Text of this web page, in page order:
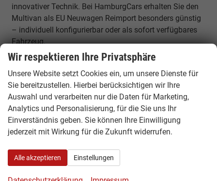
innovativer Technik. Bei HamburgCars erhalten Sie den
Multivan als EU Neuwagen Reimport besonders günstig
– individuell konfigurierbar oder als sofort verfügbares
Fahrzeug.
VW T7 Multivan Konfigurator –
Neubestellung ab Werk
Nutzen Sie unseren VW Multivan Konfigurator und
stellen Sie Ihr Wunschfahrzeug individuell zusammen.
Wählen Sie Motor, Ausstattung, Sitzkonfiguration und
Optionen nach Ihren Vorstellungen und bestellen Sie
Ihre Vorteile beim VW T7 Multivan Reimport
Wir respektieren Ihre Privatsphäre
Unsere Website setzt Cookies ein, um unsere Dienste für
Sie bereitzustellen. Hierbei berücksichtigen wir Ihre
Auswahl und verarbeiten nur die Daten für Marketing,
Analytics und Personalisierung, für die Sie uns Ihr
Einverständnis geben. Sie können Ihre Einwilligung
jederzeit mit Wirkung für die Zukunft widerrufen.
Alle akzeptieren Einstellungen